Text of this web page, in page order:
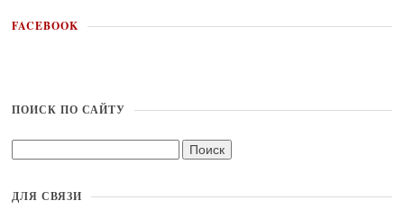
FACEBOOK
ПОИСК ПО САЙТУ
ДЛЯ СВЯЗИ